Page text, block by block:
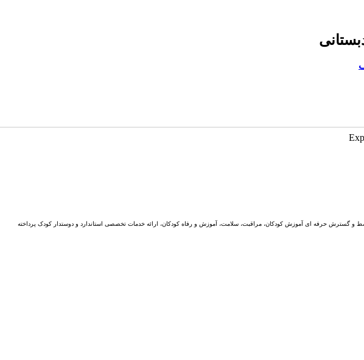
و گسترش حرفه ای آموزش کودکان، مراقبت، سلامت، آموزش و رفاه کودکان، ارائه خدمات تخصصی استاندارد و دوستدار کودک پرداخته